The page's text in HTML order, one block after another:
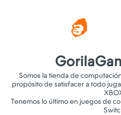
Somos la tienda de
propósito de satisfacer a todo
Tenemos lo último en juegos de